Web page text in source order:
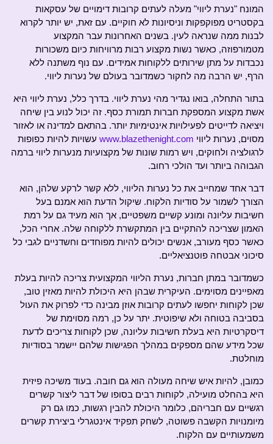
המונח "נערת ליווי" מעלה לעתים קרובות דימויים של עסקאות
בקסטריט מפוקפקות וניסיונות לא חוקיים. עם זאת, יש יותר לקרוא
לבנות ממה שנראה לעין. בשנים האחרונות עבר המקצוע
מטמורפוזה, כאשר נשות מקצוע רבות מרוויחות כיום משכורות
נכבדות על מתן שירותים ללקוחות אמידים. עם נוף משתנה ללא
הרף, יש הרבה מה לחקור כשמדובר בעולם של נערות ליווי.
בתור התחלה, בואו נגדיר מהי נערת ליווי. בדרך כלל, נערת ליווי היא
אשת מקצוע המספקת חברות תמורת כסף. זה יכול לנוע בין שיחה
ויציאה לדייטים לפעילויות אינטימיות יותר. בהתאם למדינה או לאזור
מסוים, נערות ליווי www.blazethenight.com עשויות להיות כפופות
לרגולציה ולחוקים, ויש רמות שונות של מקצועיות מנערות ליווי ברמה
הגבוהה ביותר ועד הולכי רחוב.
דבר אחד שמחייב את כל נערות הליווי, ללא קשר לרקע שלהן, הוא
הצורך לשמור על סודיות הלקוח. שיקול הדעת הוא אמנם בעל
חשיבות עליונה ומונע קשיים משפטיים, אך הוא מעיד גם על רמת
האמון שצריכה להתקיים בין המתקשרת ללקוחה שלה. אחרי הכל,
כאשר כסף מעורב, אנשים יכולים להיות מפוחדים וחשדניים לגבי כל
סיכוני אבטחה פוטנציאליים.
כשמדובר במתן חברות, נערת הליווי המקצועית צריכה להיות בעלת
מאפיינים מסוימים. העיקרית שבהן היא היכולת להיות מאזין טוב,
שכן לקוחות יחפשו לעתים קרובות אוזן מבינה כדי לפרוק את העול
בסביבה בטוחה ולא שיפוטית. יתר על כן, רמה מסוימת של
דיסקרטיות היא בעלת חשיבות עליונה, שכן לקוחות צריכים לדעת
שכל מידע שהם מספקים במהלך הפגישות שלהם יישמר בסודיות
מוחלטת.
כמובן, להיות איש שיחה מעולה הוא גם חובה. בעוד משיכה פיזית
היא בהחלט מועילה, לקוחות רבים בסופו של דבר ליצור קשרים
רגשיים עם חבריהם, כלומר היכולת להבין רגשות, כמו גם רק
מיומנויות הקשבה פשוטה, לשחק תפקיד אינטגרלי ביצירת קשרים
משמעותיים עם הלקוח.